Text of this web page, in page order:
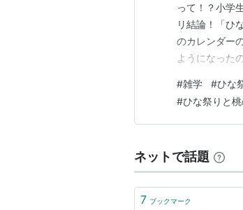
って！？小学
リ結論！「ひ
のカレンダー
ようになった
たの？（江戸
やかなお祭り
#雑学 #ひな
#ひな祭りと
ネットで話題
7 ブックマーク